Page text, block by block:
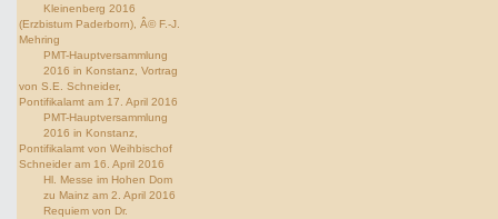
Kleinenberg 2016
(Erzbistum Paderborn), Â© F.-J.
Mehring
PMT-Hauptversammlung
2016 in Konstanz, Vortrag
von S.E. Schneider,
Pontifikalamt am 17. April 2016
PMT-Hauptversammlung
2016 in Konstanz,
Pontifikalamt von Weihbischof
Schneider am 16. April 2016
Hl. Messe im Hohen Dom
zu Mainz am 2. April 2016
Requiem von Dr.